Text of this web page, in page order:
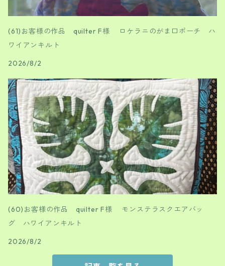
(61)お客様の作品 quilter F様 ロケラニのがま口ポーチ ハ
ワイアンキルト
2026/8/2
(60)お客様の作品 quilter F様 モンステラスクエアバッ
グ ハワイアンキルト
2026/8/2